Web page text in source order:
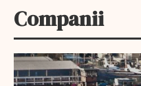
Companii